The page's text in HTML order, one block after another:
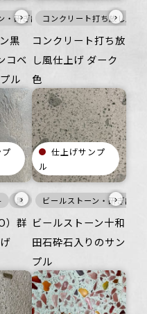
壁 床 つるつる ビル・
・研ぎ出し仕上げ 黒 床
›
黒
コベ
ル
コンクリート打ち放し風仕
›
コンクリート打ち放
し風仕上げ ダーク
色
メタリック オフィス 住空間
黒 寒色 壁 床 マット
›
）群
仕上げサンプ
ル
ビールストーン・研ぎ出し
›
ビールストーン十和
田石砕石入りのサン
プル